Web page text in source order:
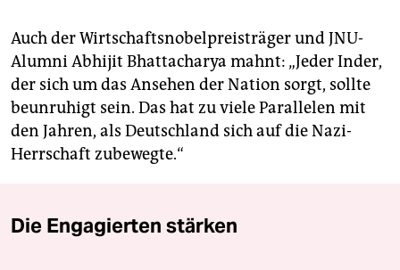
Auch der Wirtschaftsnobelpreisträger und JNU-
Alumni Abhijit Bhattacharya mahnt: „Jeder Inder,
der sich um das Ansehen der Nation sorgt, sollte
beunruhigt sein. Das hat zu viele Parallelen mit
den Jahren, als Deutschland sich auf die Nazi-
Herrschaft zubewegte.“
Die Engagierten stärken